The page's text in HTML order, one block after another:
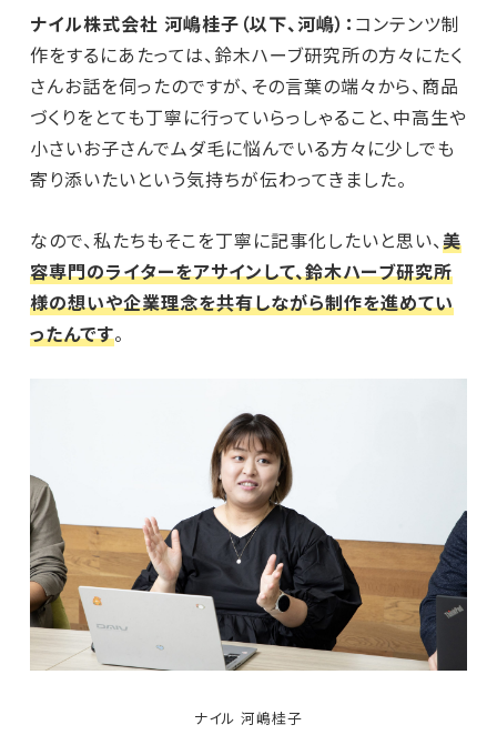
ナイル株式会社 河嶋桂子（以下、河嶋）： コンテンツ制
作をするにあたっては、鈴木ハーブ研究所の方々にたく
さんお話を伺ったのですが、その言葉の端々から、商品
づくりをとても丁寧に行っていらっしゃること、中高生や
小さいお子さんでムダ毛に悩んでいる方々に少しでも
寄り添いたいという気持ちが伝わってきました。
なので、私たちもそこを丁寧に記事化したいと思い、美
容専門のライターをアサインして、鈴木ハーブ研究所
様の想いや企業理念を共有しながら制作を進めてい
ったんです。
ナイル 河嶋桂子